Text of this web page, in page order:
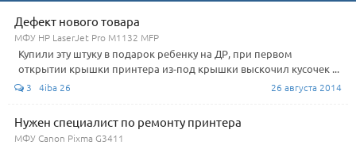
Дефект нового товара
МФУ HP LaserJet Pro M1132 MFP
Купили эту штуку в подарок ребенку на ДР, при первом
открытии крышки принтера из-под крышки выскочил кусочек ...
3 4iba 26 26 августа 2014
Нужен специалист по ремонту принтера
МФУ Canon Pixma G3411